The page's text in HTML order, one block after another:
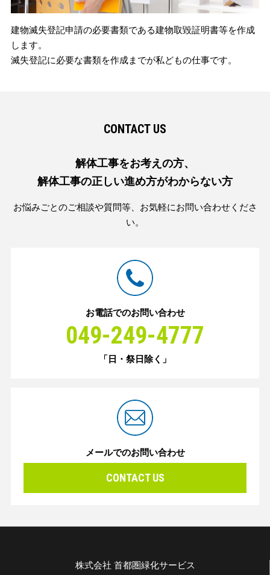
建物滅失登記申請の必要書類である建物取毀証明書等を作成
します。
滅失登記に必要な書類を作成までが私どもの仕事です。
CONTACT US
解体工事をお考えの方、
解体工事の正しい進め方がわからない方
お悩みごとのご相談や質問等、お気軽にお問い合わせくださ
い。
お電話でのお問い合わせ
049-249-4777
「日・祭日除く」
メールでのお問い合わせ
CONTACT US
株式会社 首都圏緑化サービス